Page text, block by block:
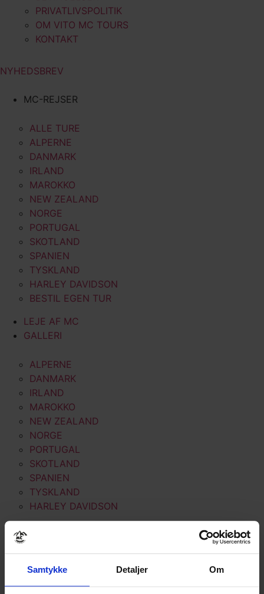
Samtykke Detaljer Om
PRIVATLIVSPOLITIK
OM VITO MC TOURS
KONTAKT
NYHEDSBREV
MC-REJSER
ALLE TURE
ALPERNE
DANMARK
IRLAND
MAROKKO
NEW ZEALAND
NORGE
PORTUGAL
SKOTLAND
SPANIEN
TYSKLAND
HARLEY DAVIDSON
BESTIL EGEN TUR
LEJE AF MC
GALLERI
ALPERNE
DANMARK
IRLAND
MAROKKO
NEW ZEALAND
NORGE
PORTUGAL
SKOTLAND
SPANIEN
TYSKLAND
HARLEY DAVIDSON
LINKS
AFVIKLEDE REJSER
GENEREL INFO
FORSIKRING – AFBESTILLING